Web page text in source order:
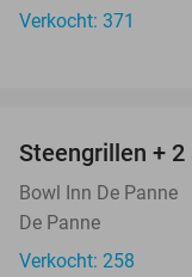
Verkocht: 371
Steengrillen +
Bowl Inn De Panne
De Panne
Verkocht: 258